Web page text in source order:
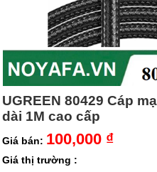
UGREEN 80429 Cáp
dài 1M cao cấp
Giá bán: 100,000 ₫
Giá thị trường :